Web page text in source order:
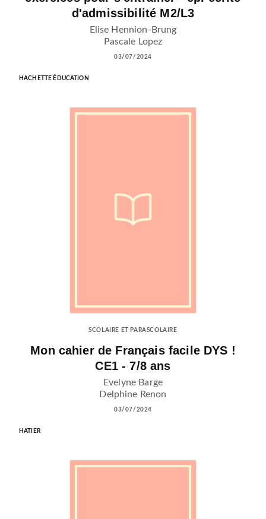
d'admissibilité M2/L3
Elise Hennion-Brung
Pascale Lopez
03/07/2024
HACHETTE ÉDUCATION
SCOLAIRE ET PARASCOLAIRE
Mon cahier de Français facile DYS !
CE1 - 7/8 ans
Evelyne Barge
Delphine Renon
03/07/2024
HATIER